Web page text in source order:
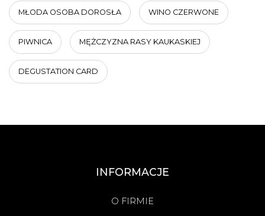
MŁODA OSOBA DOROSŁA WINO CZERWONE
PIWNICA MĘŻCZYZNA RASY KAUKASKIEJ
DEGUSTATION CARD
INFORMACJE
O FIRMIE